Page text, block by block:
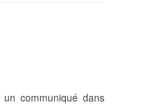
communiqué dans